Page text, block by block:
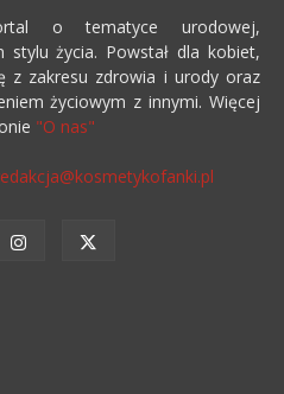
o tematyce urodowej,
życia. Powstał dla kobiet,
z zakresu zdrowia i urody oraz
życiowym z innymi. Więcej
"O nas"